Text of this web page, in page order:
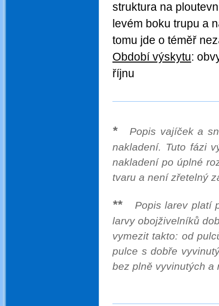
struktura na
levém boku trupu a
tomu jde o téměř
Období výskytu:
říjnu
*
Popis vajíček a
nakladení. Tuto fázi
nakladení po úplné
tvaru a není zřetelný
** Popis larev platí
larvy obojživelníků
vymezit takto: od
pulce s dobře
bez plně vyvinutých a